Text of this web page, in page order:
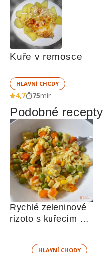
Kuře v remosce
HLAVNÍ CHODY
4,7 75min
Podobné recepty
Rychlé zeleninové
rizoto s kuřecím
HLAVNÍ CHODY